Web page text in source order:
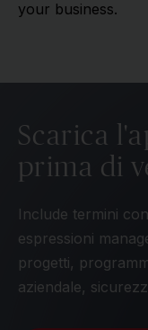
your business.
Scarica
prima di
Include termini
espressioni
progetti,
aziendale,